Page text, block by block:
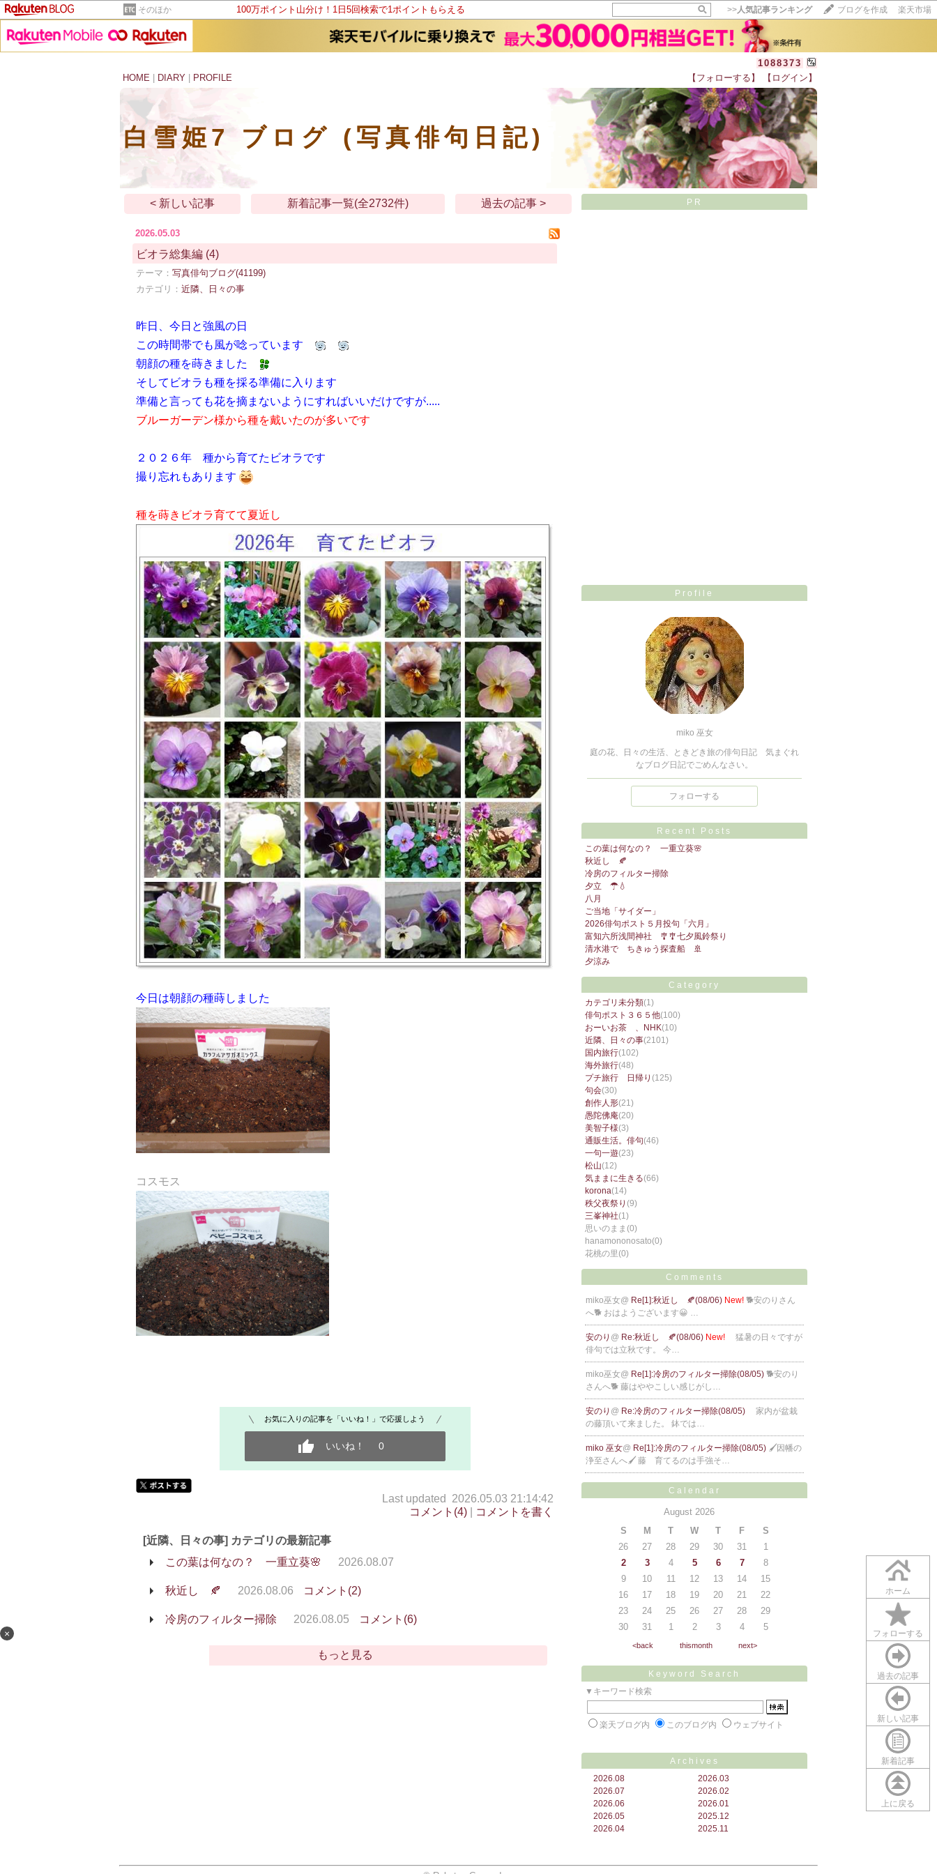
そのほか 100万ポイント山分け！1日5回検索で1ポイントもらえる >>人気記事ランキング ブログを作成 楽天市場
1088373
HOME
DIARY PROFILE 【フォローする】 【ログイン】
白雪姫7 ブログ (写真俳句日記)
ホーム
フォローする
過去の記事
新しい記事
新着記事
上に戻る
15記事にいいね！で1ポイント
10秒滞在
いいね!
< 新しい記事 新着記事一覧(全2732件) 過去の記事 >
2026.05.03
ビオラ総集編 (4)
テーマ：写真俳句ブログ(41199)
カテゴリ：近隣、日々の事
昨日、今日と強風の日
この時間帯でも風が唸っています
朝顔の種を蒔きました
そしてビオラも種を採る準備に入ります
準備と言っても花を摘まないようにすればいいだけですが.....
ブルーガーデン様から種を戴いたのが多いです
２０２６年 種から育てたビオラです
撮り忘れもあります
種を蒔きビオラ育てて夏近し
今日は朝顔の種蒔しました
コスモス
お気に入りの記事を「いいね！」で応援しよう
いいね！ 0
Last updated 2026.05.03 21:14:42
コメント(4)
コメントを書く
[近隣、日々の事] カテゴリの最新記事
この葉は何なの？ 一重立葵🌸
2026.08.07
秋近し 🍂 2026.08.06 コメント(2)
冷房のフィルター掃除 2026.08.05 コメント(6)
もっと見る
PR
×
Profile
miko 巫女
庭の花、日々の生活、ときどき旅の俳句日記 気まぐれ
なブログ日記でごめんなさい。
フォローする
Recent Posts
この葉は何なの？ 一重立葵🌸
秋近し 🍂
冷房のフィルター掃除
夕立 ☂💧
八月
ご当地「サイダー」
2026俳句ポスト５月投句「六月」
富知六所浅間神社 🎐🎐七夕風鈴祭り
清水港で ちきゅう探査船 🚢
夕涼み
Category
カテゴリ未分類(1)
俳句ポスト３６５他(100)
おーいお茶 、NHK(10)
近隣、日々の事(2101)
国内旅行(102)
海外旅行(48)
プチ旅行 日帰り (125)
句会(30)
創作人形(21)
愚陀佛庵(20)
美智子様(3)
通販生活。俳句(46)
一句一遊(23)
松山(12)
気ままに生きる(66)
korona(14)
秩父夜祭り (9)
三峯神社(1)
思いのまま (0)
hanamononosato(0)
花桃の里(0)
Comments
miko巫女@ Re[1]:秋近し 🍂(08/06) New! 🐕安のりさん
へ🐕 おはようございます😀 …
安のり @ Re:秋近し 🍂(08/06) New! 猛暑の日々ですが
俳句では立秋です。 今…
miko巫女@ Re[1]:冷房のフィルター掃除(08/05) 🐕安のり
さんへ🐕 藤はややこしい感じがし…
安のり @ Re:冷房のフィルター掃除(08/05)
家内が盆栽
の藤頂いて来ました。 鉢では…
miko 巫女@ Re[1]:冷房のフィルター掃除(08/05) 🖌因幡の
浄至さんへ🖌 藤 育てるのは手強そ…
Calendar
August 2026
S
M T W T F
S
26
27 28 29 30 31
1
2
3 4 5 6 7
8
9
10 11 12 13 14
15
16
17 18 19 20 21
22
23
24 25 26 27 28
29
30
31 1 2 3 4 5
<back thismonth next>
Keyword Search
▼キーワード検索
楽天ブログ内 このブログ内 ウェブサイト
Archives
2026.08
2026.07
2026.06
2026.05
2026.04
2026.03
2026.02
2026.01
2025.12
2025.11